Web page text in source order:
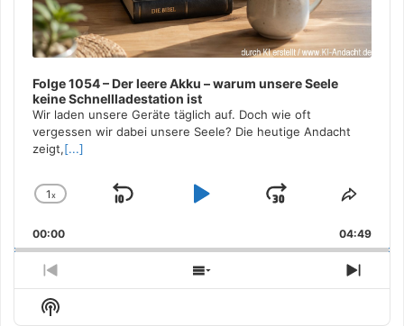
Folge 1054 – Der leere Akku – warum unsere Seele
keine Schnellladestation ist
Wir laden unsere Geräte täglich auf. Doch wie oft
vergessen wir dabei unsere Seele? Die heutige Andacht
zeigt,[...]
Change
Rate
1x
Skip
Play
Jump
Forward
Share
00:00 04:49
Previous
Episode
Show
Episodes
Next
Show